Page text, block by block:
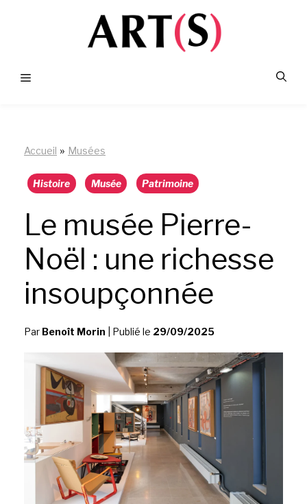
Accueil » Musées
Histoire Musée Patrimoine
Le musée Pierre-
Noël : une richesse
insoupçonnée
Par Benoît Morin Publié le 29/09/2025